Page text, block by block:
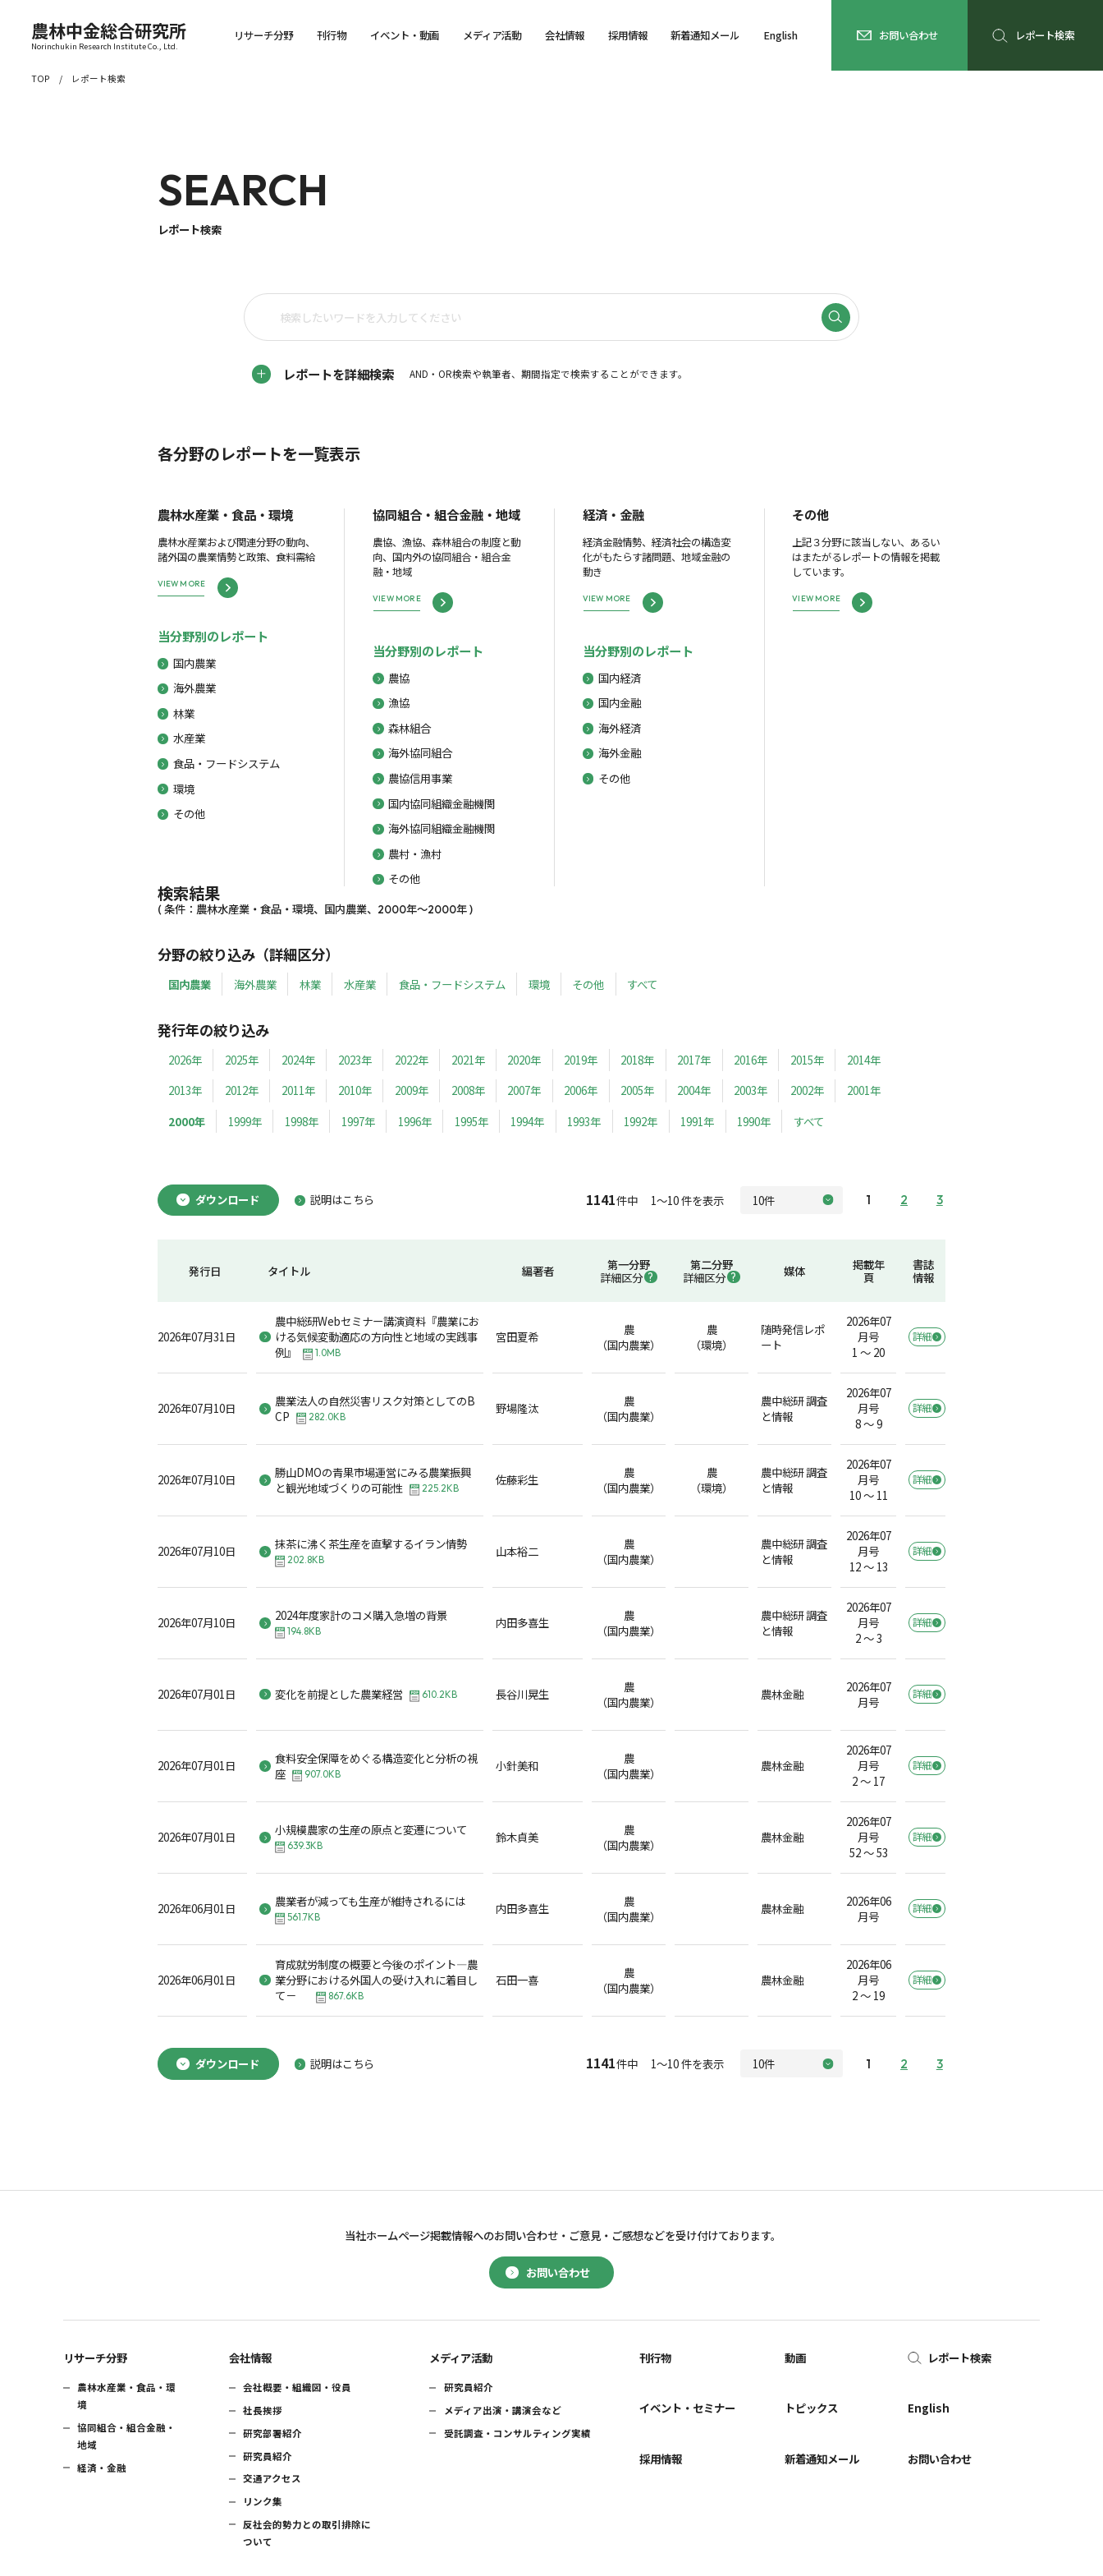
農林中金総合研究所
Norinchukin Research Institute Co., Ltd.
リサーチ分野 刊行物 イベント・動画 メディア活動 会社情報 採用情報 新着通知メール English お問い合わせ レポート検索
TOP レポート検索
SEARCH
レポート検索
レポートを詳細検索 AND・OR検索や執筆者、期間指定で検索することができます。
各分野のレポートを一覧表示
農林水産業・食品・環境
農林水産業および関連分野の動向、
諸外国の農業情勢と政策、食料需給
VIEW MORE
当分野別のレポート
国内農業
海外農業
林業
水産業
食品・フードシステム
環境
その他
協同組合・組合金融・地域
農協、漁協、森林組合の制度と動
向、国内外の協同組合・組合金
融・地域
VIEW MORE
当分野別のレポート
農協
漁協
森林組合
海外協同組合
農協信用事業
国内協同組織金融機関
海外協同組織金融機関
農村・漁村
その他
経済・金融
経済金融情勢、経済社会の構造変
化がもたらす諸問題、地域金融の
動き
VIEW MORE
当分野別のレポート
国内経済
国内金融
海外経済
海外金融
その他
その他
上記３分野に該当しない、あるい
はまたがるレポートの情報を掲載
しています。
VIEW MORE
検索結果
( 条件：農林水産業・食品・環境、国内農業、2000年～2000年 )
分野の絞り込み（詳細区分）
国内農業 海外農業 林業 水産業 食品・フードシステム 環境 その他 すべて
発行年の絞り込み
2026年 2025年 2024年 2023年 2022年 2021年 2020年 2019年 2018年 2017年 2016年 2015年
2014年
2013年
2012年 2011年 2010年 2009年 2008年 2007年 2006年 2005年 2004年 2003年 2002年
2001年
2000年
1999年 1998年 1997年 1996年 1995年 1994年 1993年 1992年 1991年 1990年 すべて
ダウンロード 説明はこちら 1141件中 1～10 件を表示 1 2 3
発行日 タイトル 編著者
第一分野
詳細区分
第二分野
詳細区分
媒体
掲載年
頁
書誌
情報
2026年07月31日
農中総研Webセミナー講演資料『農業にお
ける気候変動適応の方向性と地域の実践事
例』
1.0MB
宮田夏希
農
（国内農業）
農
（環境）
随時発信レポ
ート
2026年07
月号
1 ～ 20
詳細
2026年07月10日
農業法人の自然災害リスク対策としてのB
CP
282.0KB
野場隆汰
農
（国内農業）
農中総研 調査
と情報
2026年07
月号
8 ～ 9
詳細
2026年07月10日
勝山DMOの青果市場運営にみる農業振興
と観光地域づくりの可能性
225.2KB
佐藤彩生
農
（国内農業）
農
（環境）
農中総研 調査
と情報
2026年07
月号
10 ～ 11
詳細
2026年07月10日 抹茶に沸く茶生産を直撃するイラン情勢
202.8KB
山本裕二
農
（国内農業）
農中総研 調査
と情報
2026年07
月号
12 ～ 13
詳細
2026年07月10日 2024年度家計のコメ購入急増の背景
194.8KB
内田多喜生
農
（国内農業）
農中総研 調査
と情報
2026年07
月号
2 ～ 3
詳細
2026年07月01日 変化を前提とした農業経営 610.2KB 長谷川晃生
農
（国内農業）
農林金融
2026年07
月号
詳細
2026年07月01日
食料安全保障をめぐる構造変化と分析の視
座
907.0KB
小針美和
農
（国内農業）
農林金融
2026年07
月号
2 ～ 17
詳細
2026年07月01日 小規模農家の生産の原点と変遷について
639.3KB
鈴木貞美
農
（国内農業）
農林金融
2026年07
月号
52 ～ 53
詳細
2026年06月01日 農業者が減っても生産が維持されるには
561.7KB
内田多喜生
農
（国内農業）
農林金融
2026年06
月号
詳細
2026年06月01日
育成就労制度の概要と今後のポイント―農
業分野における外国人の受け入れに着目し
て－
867.6KB
石田一喜
農
（国内農業）
農林金融
2026年06
月号
2 ～ 19
詳細
ダウンロード 説明はこちら 1141件中 1～10 件を表示 1 2 3
お問い合わせ
当社ホームページ掲載情報へのお問い合わせ・ ご意見・ご感想などを受け付けております。
リサーチ分野
農林水産業・食品・環
境
協同組合・組合金融・
地域
経済・金融
会社情報
会社概要・組織図・役員
社長挨拶
研究部署紹介
研究員紹介
交通アクセス
リンク集
反社会的勢力との取引排除に
ついて
メディア活動
研究員紹介
メディア出演・講演会など
受託調査・コンサルティング実績
刊行物
イベント・セミナー
採用情報
動画
トピックス
新着通知メール
レポート検索
English
お問い合わせ